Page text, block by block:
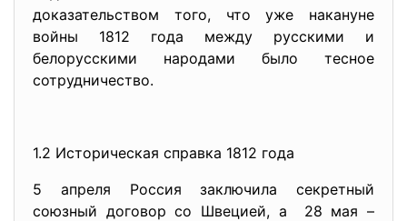
доказательством того, что уже накануне
войны 1812 года между русскими и
белорусскими народами было тесное
сотрудничество.
1.2 Историческая справка 1812 года
5 апреля Россия заключила секретный
союзный договор со Швецией, а 28 мая –